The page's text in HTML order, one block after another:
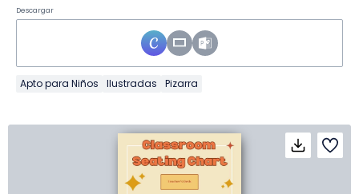
Descargar
Apto para Niños Ilustradas Pizarra